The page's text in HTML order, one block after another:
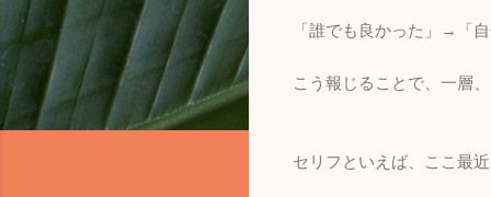
「誰でも良かった」→「
こう報じることで、一層
セリフといえば、ここ最